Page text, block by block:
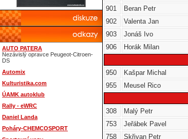
AUTO PATERA
Nezávislý opravce Peugeot-Citroen-
DS
Automix
Kulturistika.com
ÚAMK autoklub
Rally - eWRC
Daniel Landa
Poháry-CHEMCOSPORT
901
Beran Petr
902
Valenta Jan
903
Jonáš Ivo
906
Horák Milan
950
Kašpar Michal
955
Meusel Rico
308
Malý Petr
753
Jeřábek Pavel
758
Skřivan Petr